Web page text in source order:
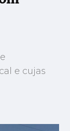
e cujas